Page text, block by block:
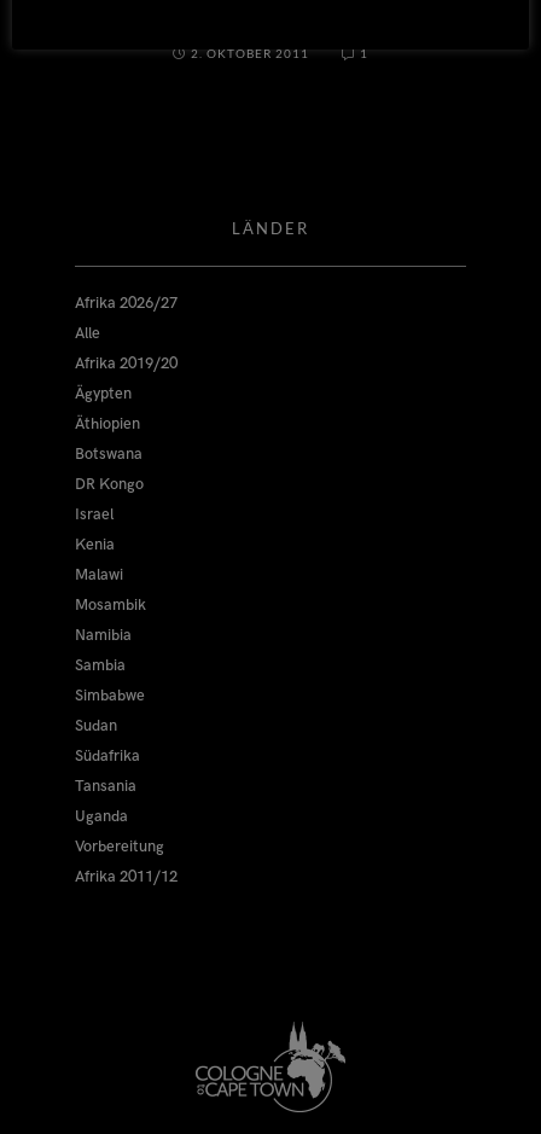
2. OKTOBER 2011
1
LÄNDER
Afrika 2026/27
Alle
Afrika 2019/20
Ägypten
Äthiopien
Botswana
DR Kongo
Israel
Kenia
Malawi
Mosambik
Namibia
Sambia
Simbabwe
Sudan
Südafrika
Tansania
Uganda
Vorbereitung
Afrika 2011/12